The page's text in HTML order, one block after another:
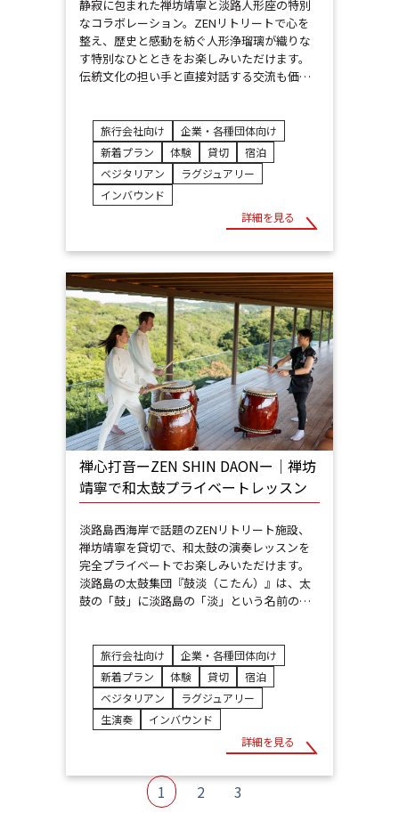
静寂に包まれた禅坊靖寧と淡路人形座の特別
なコラボレーション。ZENリトリートで心を
整え、歴史と感動を紡ぐ人形浄瑠璃が織りな
す特別なひとときをお楽しみいただけます。
伝統文化の担い手と直接対話する交流も価…
旅行会社向け
企業・各種団体向け
新着プラン
体験 貸切
宿泊
ベジタリアン
ラグジュアリー
インバウンド
詳細を見る
禅心打音ーZEN SHIN DAONー│禅坊
靖寧で和太鼓プライベートレッスン
淡路島西海岸で話題のZENリトリート施設、
禅坊靖寧を貸切で、和太鼓の演奏レッスンを
完全プライベートでお楽しみいただけます。
淡路島の太鼓集団『鼓淡（こたん）』は、太
鼓の「鼓」に淡路島の「淡」という名前の…
旅行会社向け
企業・各種団体向け
新着プラン
体験 貸切
宿泊
ベジタリアン
ラグジュアリー
生演奏
インバウンド
詳細を見る
戻る1 2 3